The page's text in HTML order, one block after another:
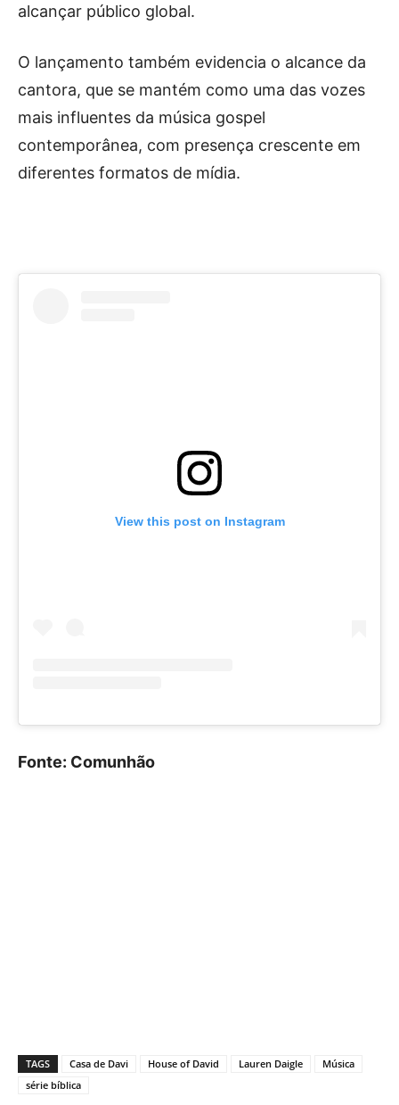
alcançar público global.
O lançamento também evidencia o alcance da
cantora, que se mantém como uma das vozes
mais influentes da música gospel
contemporânea, com presença crescente em
diferentes formatos de mídia.
View this post on Instagram
Fonte: Comunhão
TAGS Casa de Davi House of David Lauren Daigle
Música
série bíblica